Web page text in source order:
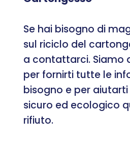
Se hai bisogno di
sul riciclo del
a contattarci. Siamo
per fornirti tutte le
bisogno e per
sicuro ed ecologico
rifiuto.